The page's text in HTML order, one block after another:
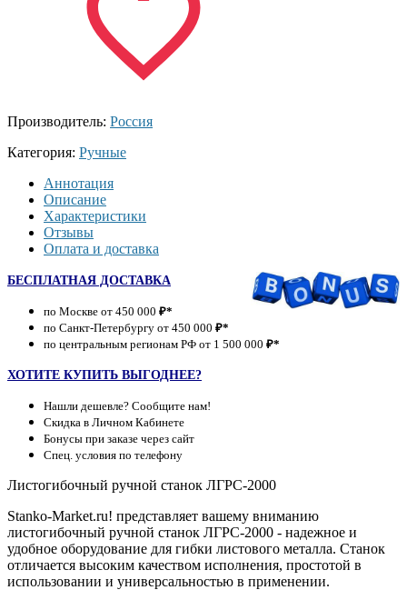
Производитель: Россия
Категория: Ручные
Аннотация
Описание
Характеристики
Отзывы
Оплата и доставка
БЕСПЛАТНАЯ ДОСТАВКА
по Москве от 450 000 ₽*
по Санкт-Петербургу от 450 000 ₽*
по центральным регионам РФ от 1 500 000 ₽*
ХОТИТЕ КУПИТЬ ВЫГОДНЕЕ?
Нашли дешевле? Сообщите нам!
Скидка в Личном Кабинете
Бонусы при заказе через сайт
Спец. условия по телефону
Листогибочный ручной станок ЛГРС-2000
Stanko-Market.ru! представляет вашему вниманию
листогибочный ручной станок ЛГРС-2000 - надежное и
удобное оборудование для гибки листового металла. Станок
отличается высоким качеством исполнения, простотой в
использовании и универсальностью в применении.